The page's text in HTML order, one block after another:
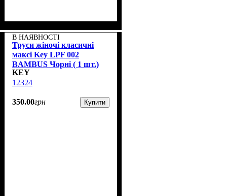
В НАЯВНОСТІ
Труси жіночі класичні
максі Key LPF 002
BAMBUS Чорні ( 1 шт.)
KEY
12324
350.00грн Купити